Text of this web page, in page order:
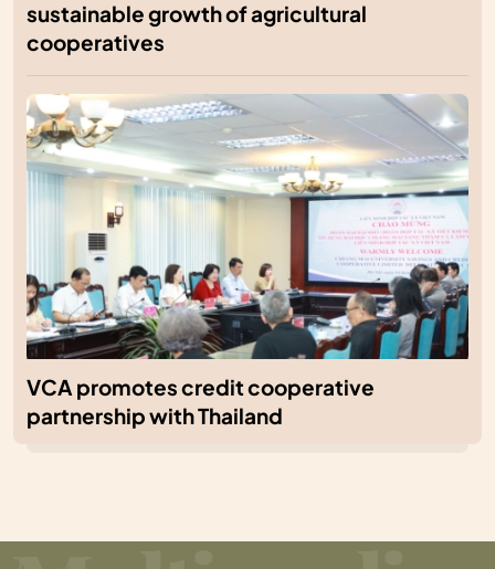
sustainable growth of agricultural
cooperatives
VCA promotes credit cooperative
partnership with Thailand